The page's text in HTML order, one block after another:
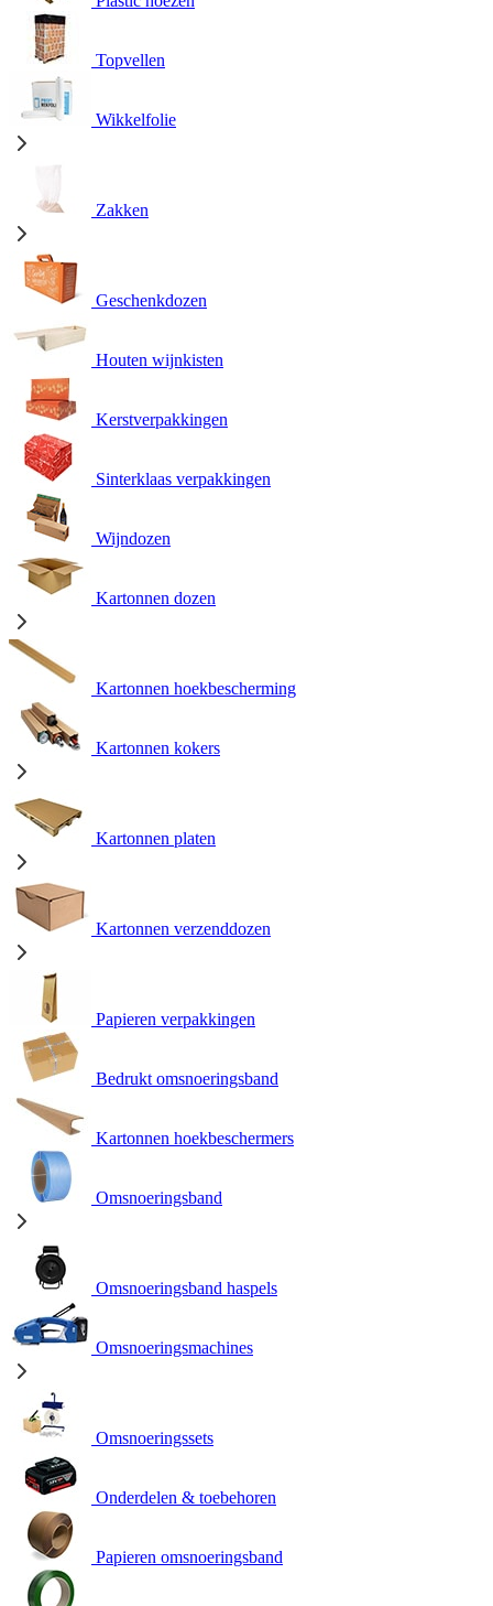
Topvellen
Wikkelfolie
Zakken
Geschenkdozen
Houten wijnkisten
Kerstverpakkingen
Sinterklaas verpakkingen
Wijndozen
Kartonnen dozen
Kartonnen hoekbescherming
Kartonnen kokers
Kartonnen platen
Kartonnen verzenddozen
Papieren verpakkingen
Bedrukt omsnoeringsband
Kartonnen hoekbeschermers
Omsnoeringsband
Omsnoeringsband haspels
Omsnoeringsmachines
Omsnoeringssets
Onderdelen & toebehoren
Papieren omsnoeringsband